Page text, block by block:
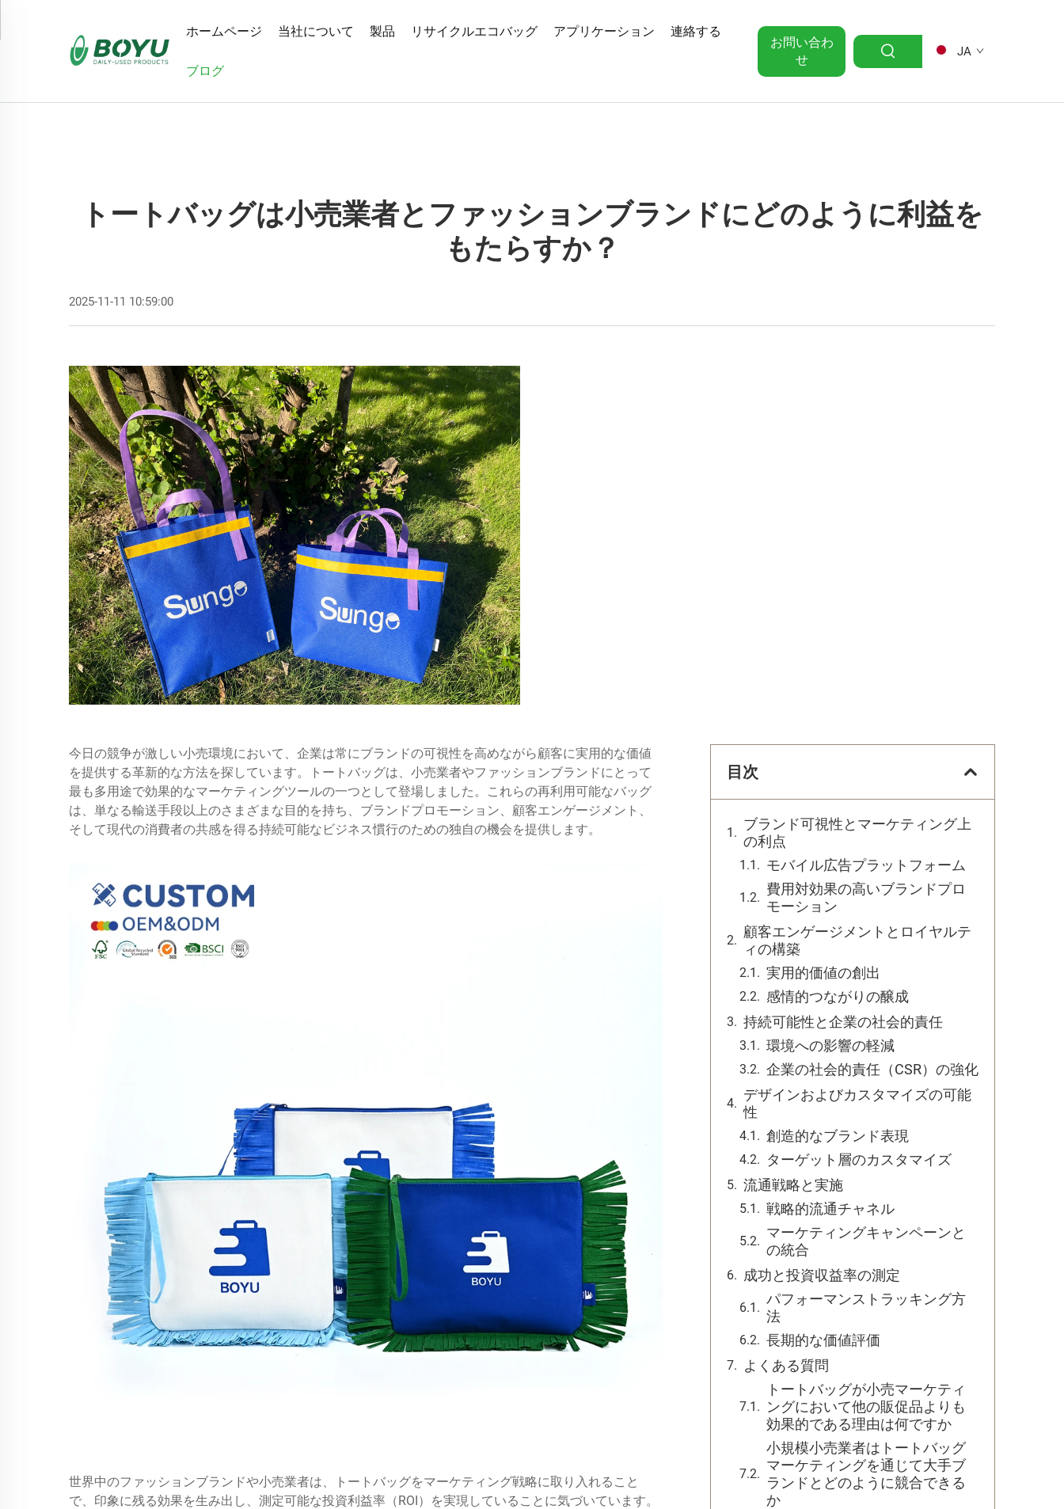
ホームページ 当社について 製品 リサイクルエコバッグ アプリケーション 連絡する
ブログ
お問い合わ
せ
JA
トートバッグは小売業者とファッションブランドにどのように利益を
もたらすか？
2025-11-11 10:59:00
今日の競争が激しい小売環境において、企業は常にブランドの可視性を高めながら顧客に実用的な価値
を提供する革新的な方法を探しています。トートバッグは、小売業者やファッションブランドにとって
最も多用途で効果的なマーケティングツールの一つとして登場しました。これらの再利用可能なバッグ
は、単なる輸送手段以上のさまざまな目的を持ち、ブランドプロモーション、顧客エンゲージメント、
そして現代の消費者の共感を得る持続可能なビジネス慣行のための独自の機会を提供します。
世界中のファッションブランドや小売業者は、トートバッグをマーケティング戦略に取り入れること
で、印象に残る効果を生み出し、測定可能な投資利益率（ROI）を実現していることに気づいています。
目次
ブランド可視性とマーケティング上
の利点
モバイル広告プラットフォーム
費用対効果の高いブランドプロ
モーション
顧客エンゲージメントとロイヤルテ
ィの構築
実用的価値の創出
感情的つながりの醸成
持続可能性と企業の社会的責任
環境への影響の軽減
企業の社会的責任（CSR）の強化
デザインおよびカスタマイズの可能
性
創造的なブランド表現
ターゲット層のカスタマイズ
流通戦略と実施
戦略的流通チャネル
マーケティングキャンペーンと
の統合
成功と投資収益率の測定
パフォーマンストラッキング方
法
長期的な価値評価
よくある質問
トートバッグが小売マーケティ
ングにおいて他の販促品よりも
効果的である理由は何ですか
小規模小売業者はトートバッグ
マーケティングを通じて大手ブ
ランドとどのように競合できる
か